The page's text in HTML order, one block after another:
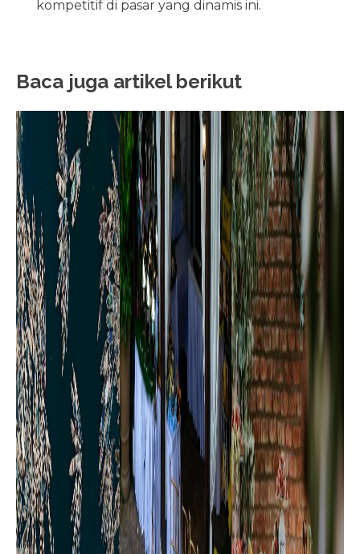
kompetitif di pasar yang dinamis ini.
Baca juga artikel berikut